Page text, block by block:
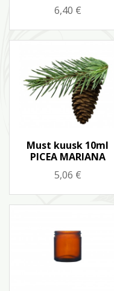
Hind
6,40 €
Kiirvaade
Must kuusk 10ml
PICEA MARIANA
Hind
5,06 €